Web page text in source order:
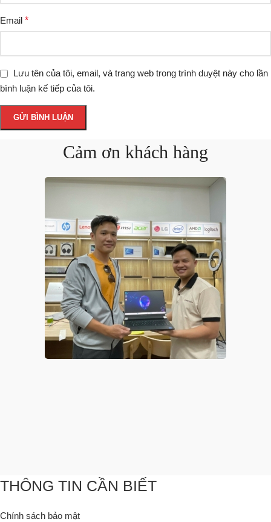
Email *
Lưu tên của tôi, email, và trang web trong trình duyệt này cho lần
bình luận kế tiếp của tôi.
Cảm ơn khách hàng
THÔNG TIN CẦN BIẾT
Chính sách bảo mật